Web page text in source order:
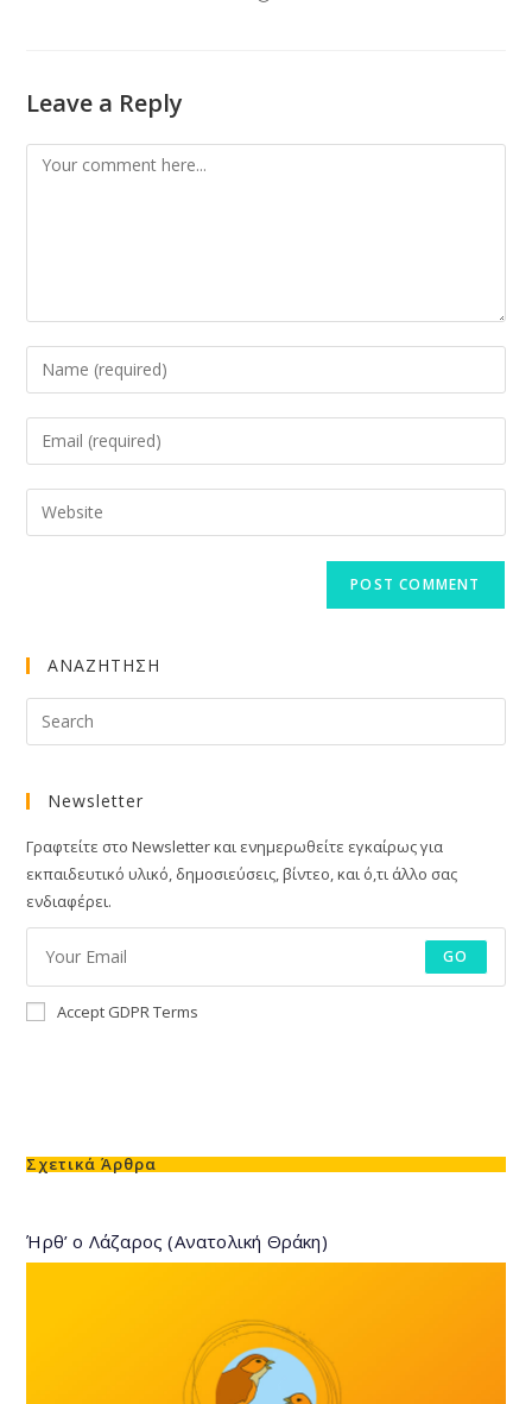
Leave a Reply
Comment
Enter
your
name
to
comment
Enter
your
email
address
Enter
your
ΑΝΑΖΗΤΗΣΗ
Newsletter
Γραφτείτε στο Newsletter και ενημερωθείτε εγκαίρως για
εκπαιδευτικό υλικό, δημοσιεύσεις, βίντεο, και ό,τι άλλο σας
ενδιαφέρει.
GO
Accept GDPR Terms
Σχετικά Άρθρα
Ήρθ’ ο Λάζαρος (Ανατολική Θράκη)